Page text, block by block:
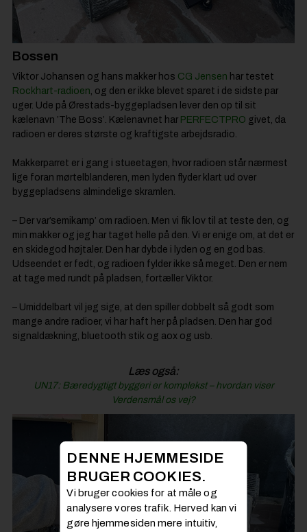
Bossen
Viktor Johansen og hans makker hos CG Jensen har testet
Rockhart-radioen, og den er ikke blevet sparet i de sidste par
uger. Ude på Ørestads-byggepladsen lever den op til sit
kælenavn ’The Boss’. Kælenavnet har PERFECTPRO givet, da
radioen er deres største og kraftigste arbejdsradio.
Makkerparret er i gang i stueetagen, hvor radioen står nærmest
lige foran mørtelblanderen, men lyden flyder klart ud over
byggepladsens almindelige skramlen.
– Der var’semikamp’ om radioen. Men vi fik lov til at teste den, og
min makker og jeg har taget helle på den. Vi er enige om, at det er
en skidegod højtaler. Den har dybde i lyden og en god bas.
Udseendet er fedt, og radioen fylder ikke så meget. Den er nem
at tage med rundt på pladsen, fortæller Viktor.
– Umiddelbart vil jeg sige, at den spiller dobbelt så godt som
mange andre radioer, vi har haft her på pladsen. Den har god
signaldækning, bluetooth stik og aox og usb.
Læs også:
UN17: Bæredygtigt byggeri er komplekst – hvordan viser
Verdensmål os vej?
DENNE HJEMMESIDE
BRUGER COOKIES.
Vi bruger cookies for at måle og
analysere vores trafik. Herved kan vi
gøre hjemmesiden mere intuitiv,